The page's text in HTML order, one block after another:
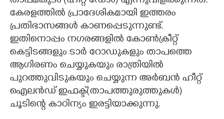
കേരളത്തിൽ പ്രാദേശികമായി ഇത്തരം
പ്രതിഭാസങ്ങൾ കാണപ്പെടുന്നുണ്ട്.
ഇതിനൊപ്പം നഗരങ്ങളിൽ കോൺക്രീറ്റ്
കെട്ടിടങ്ങളും ടാർ റോഡുകളും താപത്തെ
ആഗിരണം ചെയ്യുകയും രാത്രിയിൽ
പുറത്തുവിടുകയും ചെയ്യുന്ന അർബൻ ഹീറ്റ്
ഐലൻഡ് ഇഫക്ട്(താപത്തുരുത്തുകൾ)
ചൂടിന്റെ കാഠിന്യം ഇരട്ടിയാക്കുന്നു.